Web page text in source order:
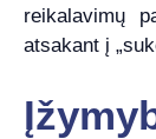
reikalavimų
atsakant į